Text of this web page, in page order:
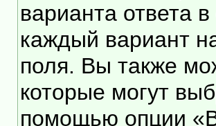
варианта ответа
каждый вариант
поля. Вы также
которые могут
помощью опции